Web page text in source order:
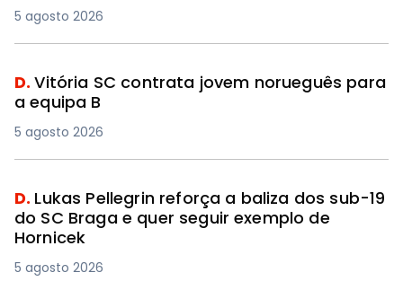
5 agosto 2026
D.Vitória SC contrata jovem norueguês para
a equipa B
5 agosto 2026
D. Lukas Pellegrin reforça a baliza dos sub-19
do SC Braga e quer seguir exemplo de
Hornicek
5 agosto 2026